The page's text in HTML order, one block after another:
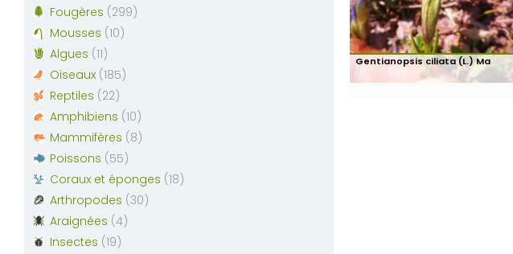
Fougères (299)
Mousses (10)
Algues (11)
Oiseaux (185)
Reptiles (22)
Amphibiens (10)
Mammifères (8)
Poissons (55)
Coraux et éponges (18)
Arthropodes (30)
Araignées (4)
Insectes (19)
Gentianopsis ciliata (L.) Ma